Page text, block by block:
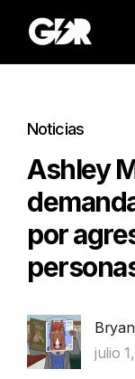
Noticias
Ashley
por
julio